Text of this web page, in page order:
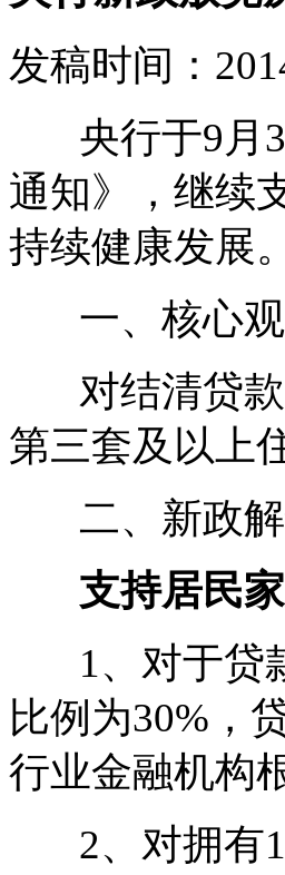
发稿时间：
央行于9月
通知》，继续
持续健康发展。
一、核心观
对结清贷款
第三套及以上
二、新政
支持居民家
1、对于贷款
比例为30%，
行业金融机构
2、对拥有1